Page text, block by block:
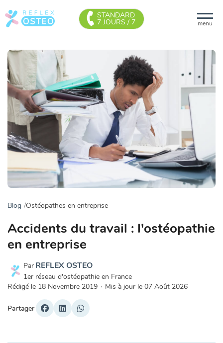
menu
STANDARD
7 JOURS / 7
Blog Ostéopathes en entreprise
Accidents du travail : l'ostéopathie
en entreprise
Par REFLEX OSTEO
1er réseau d'ostéopathie en France
Rédigé le 18 Novembre 2019 · Mis à jour le 07 Août 2026
Partager